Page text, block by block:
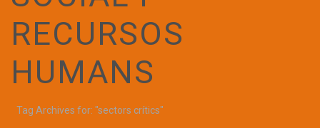
RECURSOS
HUMANS
Tag Archives for: "sectors crítics"